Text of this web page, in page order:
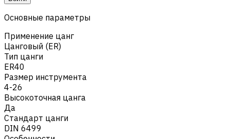
Основные параметры
Применение цанг
Цанговый (ER)
Тип цанги
ER40
Размер инструмента
4-26
Высокоточная цанга
Да
Стандарт цанги
DIN 6499